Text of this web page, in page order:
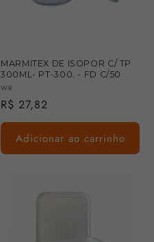
MARMITEX DE ISOPOR C/ TP
300ML- PT-300. - FD C/50
Fornecedor:
WR
Preço
normal
R$ 27,82
Adicionar ao carrinho